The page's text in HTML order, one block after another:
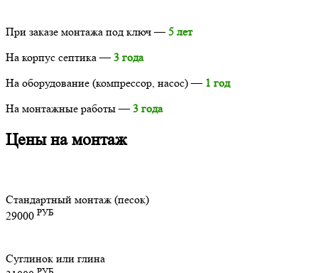
При заказе монтажа под ключ —5 лет
На корпус септика —3 года
На оборудование (компрессор, насос) — 1 год
На монтажные работы —3 года
Цены на монтаж
Стандартный монтаж (песок)
29000 РУБ
Суглинок или глина